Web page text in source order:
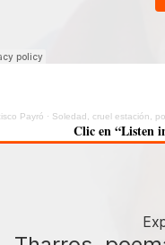
Payró · Soledad, cruel estación,
Clic en “Listen